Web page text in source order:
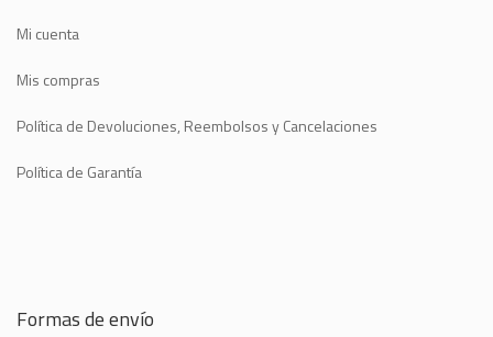
Mi cuenta
Mis compras
Política de Devoluciones, Reembolsos y Cancelaciones
Política de Garantía
Formas de envío